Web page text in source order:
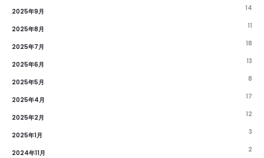
2025年9月 14
2025年8月 11
2025年7月 18
2025年6月 13
2025年5月 8
2025年4月 17
2025年2月 12
2025年1月 3
2024年11月 2